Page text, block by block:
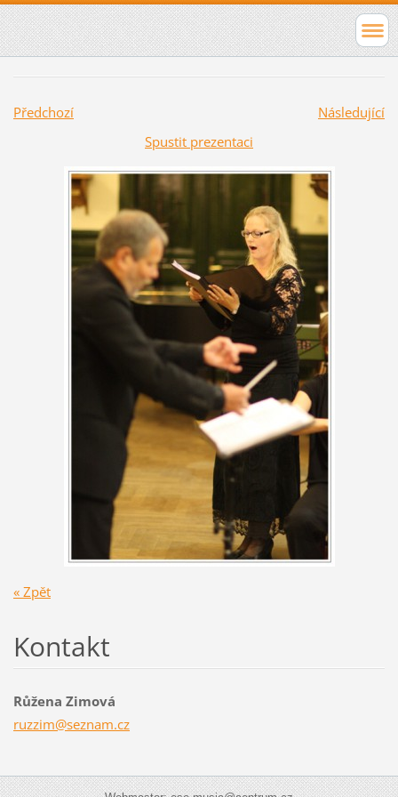
Předchozí
Následující
Spustit prezentaci
« Zpět
Kontakt
Růžena Zimová
ruzzim@seznam.cz